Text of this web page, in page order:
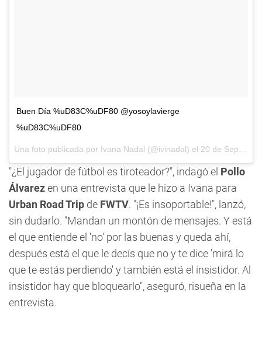
Buen Día %uD83C%uDF80 @yosoylavierge
%uD83C%uDF80
Una foto publicada por Ivana Nadal (@ivinadal) el 20 de Sep de 2016 a la(s) 5:19 PDT
"¿El jugador de fútbol es tiroteador?", indagó el Pollo
Álvarezen una entrevista que le hizo a Ivana para
Urban Road Trip de FWTV. "¡Es insoportable!", lanzó,
sin dudarlo. "Mandan un montón de mensajes. Y está
el que entiende el 'no' por las buenas y queda ahí,
después está el que le decís que no y te dice 'mirá lo
que te estás perdiendo' y también está el insistidor. Al
insistidor hay que bloquearlo", aseguró, risueña en la
entrevista.